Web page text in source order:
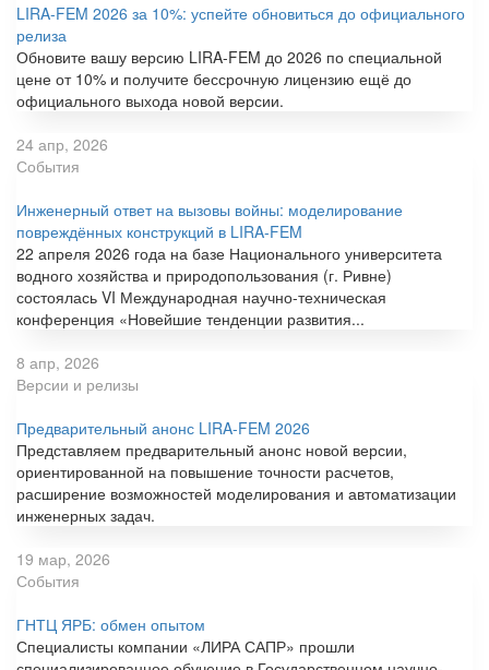
LIRA-FEM 2026 за 10%: успейте обновиться до официального
релиза
Обновите вашу версию LIRA-FEM до 2026 по специальной
цене от 10% и получите бессрочную лицензию ещё до
официального выхода новой версии.
24 апр, 2026
События
Инженерный ответ на вызовы войны: моделирование
повреждённых конструкций в LIRA-FEM
22 апреля 2026 года на базе Национального университета
водного хозяйства и природопользования (г. Ривне)
состоялась VI Международная научно-техническая
конференция «Новейшие тенденции развития...
8 апр, 2026
Версии и релизы
Предварительный анонс LIRA-FEM 2026
Представляем предварительный анонс новой версии,
ориентированной на повышение точности расчетов,
расширение возможностей моделирования и автоматизации
инженерных задач.
19 мар, 2026
События
ГНТЦ ЯРБ: обмен опытом
Специалисты компании «ЛИРА САПР» прошли